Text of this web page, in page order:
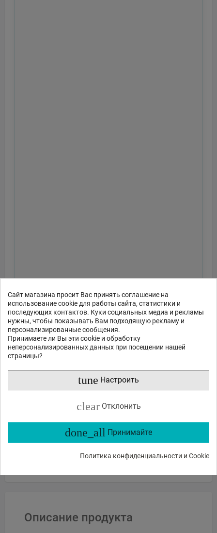
Сайт магазина просит Вас принять соглашение на
использование cookie для работы сайта, статистики и
последующих контактов. Куки социальных медиа и рекламы
нужны, чтобы показывать Вам подходящую рекламу и
персонализированные сообщения.
Принимаете ли Вы эти cookie и обработку
неперсонализированных данных при посещении нашей
страницы?
tune Настроить
clear Отклонить
done_all Принимайте
Политика конфиденциальности и Cookie
или спросите
Есть в наличии?
Описание продукта